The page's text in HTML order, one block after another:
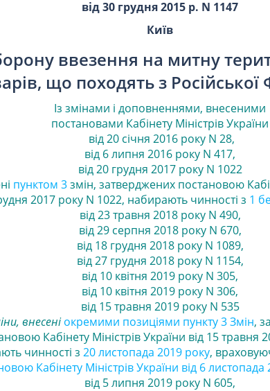
від 30 грудня 2015 р. N 1147
Київ
ввезення на митну
що походять з Російської
Із змінами і доповненнями, внесеними
постановами Кабінету Міністрів України
від 20 січня 2016 року N 28,
від 6 липня 2016 року N 417,
від 20 грудня 2017 року N 1022
пунктом 3змін, затверджених постановою
2017 року N 1022, набирають чинності з 1
від 23 травня 2018 року N 490,
від 29 серпня 2018 року N 670,
від 18 грудня 2018 року N 1089,
від 27 грудня 2018 року N 1154,
від 10 квітня 2019 року N 305,
від 10 квітня 2019 року N 306,
від 15 травня 2019 року N 535
внесені окремими позиціями пункту 3 Змін,
Кабінету Міністрів України від 15 травня
чинності з 20 листопада 2019 року,
Кабінету Міністрів України від 6
від 5 липня 2019 року N 605,